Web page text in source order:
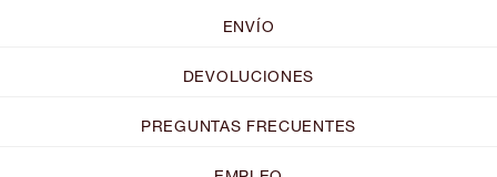
ENVÍO
DEVOLUCIONES
PREGUNTAS FRECUENTES